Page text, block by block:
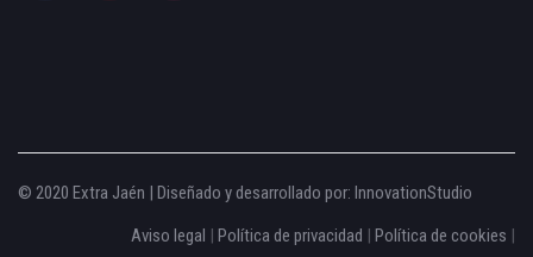
© 2020 Extra Jaén | Diseñado y desarrollado por: InnovationStudio
Aviso legal
Política de privacidad Política de cookies